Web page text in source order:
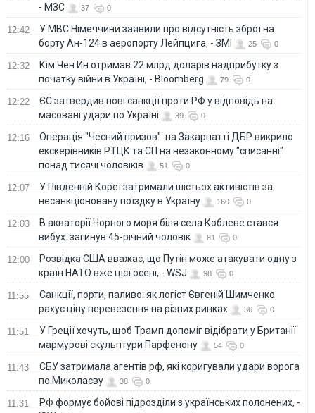
- МЗС
37 0
12:42
У МВС Німеччини заявили про відсутність зброї на
борту Ан-124 в аеропорту Лейпцига, - ЗМІ
25 0
12:32
Кім Чен Ин отримав 22 млрд доларів надприбутку з
початку війни в Україні, - Bloomberg
79 0
12:22
ЄС затвердив нові санкції проти РФ у відповідь на
масовані удари по Україні
39 0
12:16
Операція "Чесний призов": на Закарпатті ДБР викрило
екскерівників РТЦК та СП на незаконному "списанні"
понад тисячі чоловіків
51 0
12:07
У Південній Кореї затримали шістьох активістів за
несанкціоновану поїздку в Україну
160 0
12:03
В акваторії Чорного моря біля села Коблеве стався
вибух: загинув 45-річний чоловік
81 0
12:00
Розвідка США вважає, що Путін може атакувати одну з
країн НАТО вже цієї осені, - WSJ
98 0
11:55
Санкції, порти, паливо: як логіст Євгеній Шимченко
рахує ціну перевезення на різних ринках
36 0
11:51
У Греції хочуть, щоб Трамп допоміг відібрати у Британії
мармурові скульптури Парфенону
54 0
11:43
СБУ затримала агентів рф, які коригували удари ворога
по Миколаєву
38 0
11:31
РФ формує бойові підрозділи з українських полонених, -